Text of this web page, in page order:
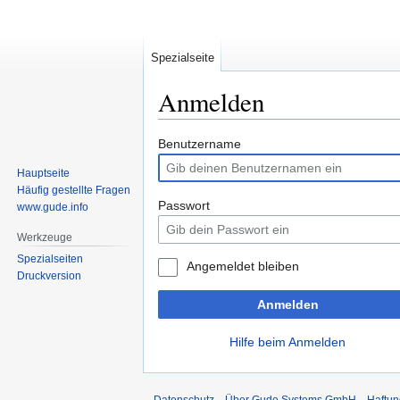
Anmelden
Zur
Navigation
springen
Zur
Suche
springen
Benutzername
Passwort
Angemeldet bleiben
Anmelden
Hilfe beim Anmelden
Spezialseite
Hauptseite
Häufig gestellte Fragen
www.gude.info
Werkzeuge
Spezialseiten
Druckversion